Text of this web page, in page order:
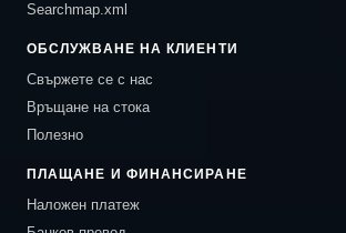
Searchmap.xml
ОБСЛУЖВАНЕ НА КЛИЕНТИ
Свържете се с нас
Връщане на стока
Полезно
ПЛАЩАНЕ И ФИНАНСИРАНЕ
Наложен платеж